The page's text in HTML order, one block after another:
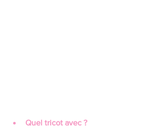
Quel tricot avec ?